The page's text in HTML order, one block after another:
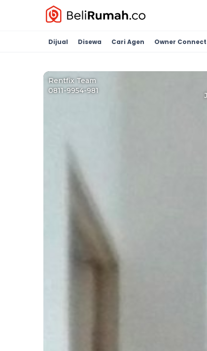
Dijual Disewa Cari Agen Owner Connect